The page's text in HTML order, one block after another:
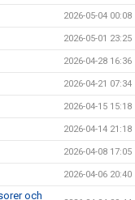
2026-05-04 00:08
2026-05-01 23:25
2026-04-28 16:36
2026-04-21 07:34
2026-04-15 15:18
2026-04-14 21:18
2026-04-08 17:05
2026-04-06 20:40
och